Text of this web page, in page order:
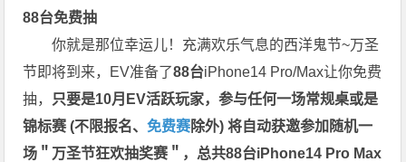
88台免费抽
你就是那位幸运儿！充满欢乐气息的西洋鬼节~万圣
节即将到来，EV准备了88台iPhone14 Pro/Max让你免费
抽， 只要是10月EV活跃玩家，参与任何一场常规桌或是
锦标赛 (不限报名、免费赛除外) 将自动获邀参加随机一
场＂万圣节狂欢抽奖赛＂，总共88台iPhone14 Pro Max